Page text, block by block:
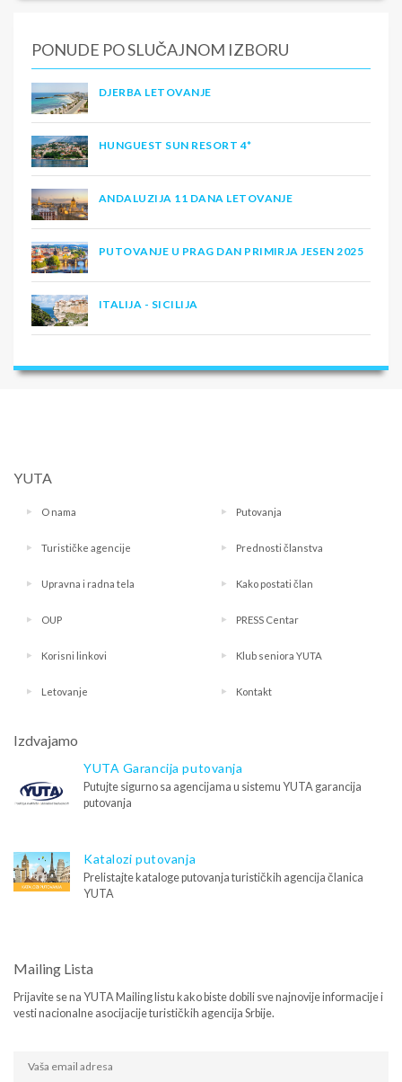
PONUDE PO SLUČAJNOM IZBORU
DJERBA LETOVANJE
HUNGUEST SUN RESORT 4*
ANDALUZIJA 11 DANA LETOVANJE
PUTOVANJE U PRAG DAN PRIMIRJA JESEN 2025
ITALIJA - SICILIJA
YUTA
O nama Putovanja
Turističke agencije Prednosti članstva
Upravna i radna tela Kako postati član
OUP PRESS Centar
Korisni linkovi Klub seniora YUTA
Letovanje Kontakt
Izdvajamo
YUTA Garancija putovanja
Putujte sigurno sa agencijama u sistemu YUTA garancija
putovanja
Katalozi putovanja
Prelistajte kataloge putovanja turističkih agencija članica
YUTA
Mailing Lista
Prijavite se na YUTA Mailing listu kako biste dobili sve najnovije informacije i
vesti nacionalne asocijacije turističkih agencija Srbije.